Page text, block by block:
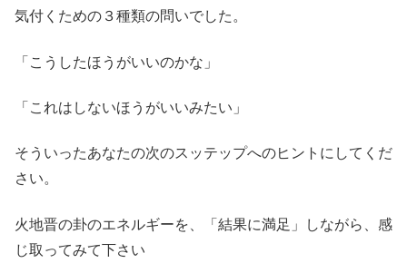
気付くための３種類の問いでした。
「こうしたほうがいいのかな」
「これはしないほうがいいみたい」
そういったあなたの次のスッテップへのヒントにしてくだ
さい。
火地晋の卦のエネルギーを、「結果に満足」しながら、感
じ取ってみて下さい